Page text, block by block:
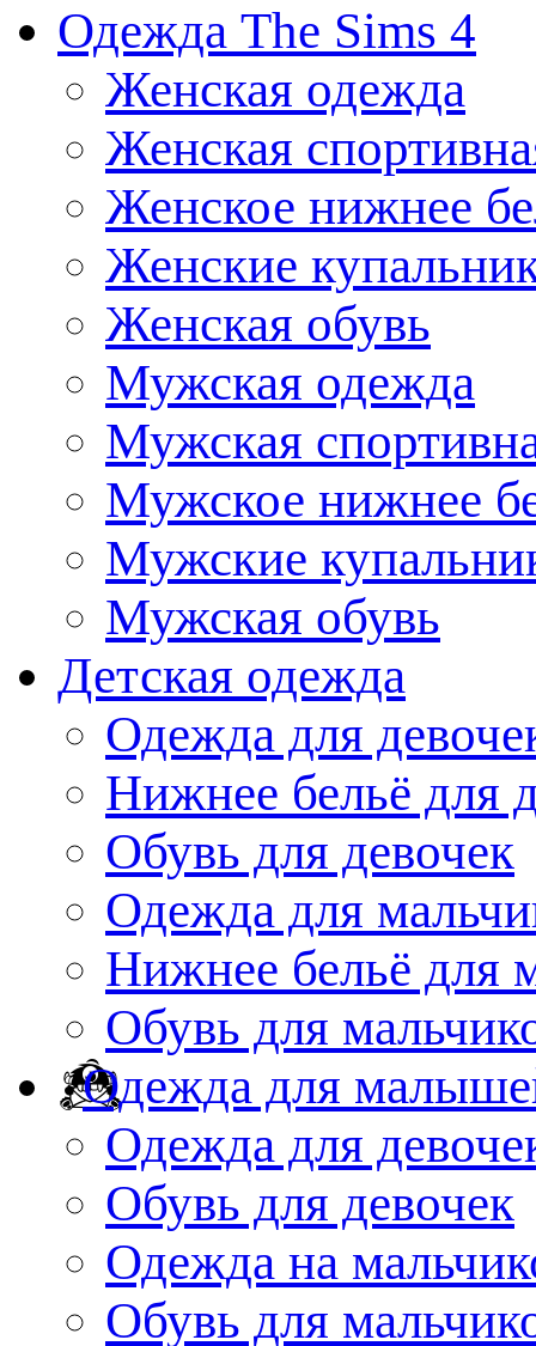
Одежда The Sims 4
Женская одежда
Женская
Женское нижнее
Женские
Женская обувь
Мужская одежда
Мужская
Мужское нижнее
Мужские
Мужская обувь
Детская одежда
Одежда для
Нижнее бельё для
Обувь для девочек
Одежда для
Нижнее бельё для
Обувь для
Одежда для
Одежда для
Обувь для девочек
Одежда на
Обувь для